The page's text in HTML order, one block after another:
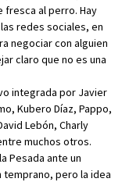
fresca al perro. Hay
redes sociales, en
negociar con alguien
claro que no es una
integrada por Javier
Kubero Díaz, Pappo,
Lebón, Charly
muchos otros.
Pesada ante un
pero la idea